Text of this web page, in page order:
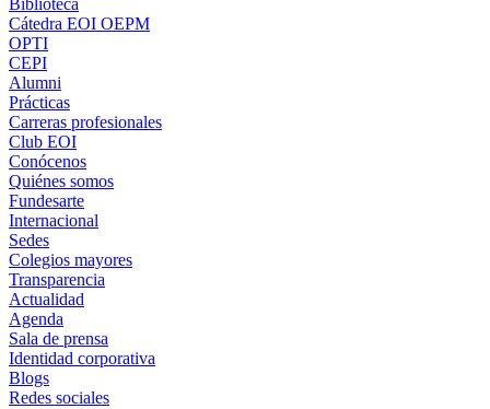
Biblioteca
Cátedra EOI OEPM
OPTI
CEPI
Alumni
Prácticas
Carreras profesionales
Club EOI
Conócenos
Quiénes somos
Fundesarte
Internacional
Sedes
Colegios mayores
Transparencia
Actualidad
Agenda
Sala de prensa
Identidad corporativa
Blogs
Redes sociales